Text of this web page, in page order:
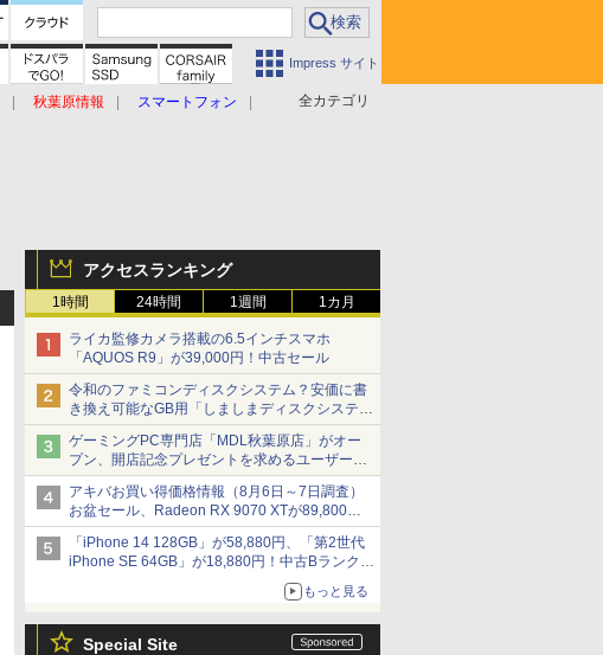
Impress サイト
全カテゴリ
秋葉原情報
スマートフォン
アクセスランキング
1時間 24時間 1週間 1カ月
ライカ監修カメラ搭載の6.5インチスマホ
「AQUOS R9」が39,000円！中古セール
令和のファミコンディスクシステム？安価に書
き換え可能なGB用「しましまディスクシステ
ム」
ゲーミングPC専門店「MDL秋葉原店」がオー
プン、開店記念プレゼントを求めるユーザーが
押し寄せ長蛇の列に
アキバお買い得価格情報（8月6日～7日調査）
お盆セール、Radeon RX 9070 XTが89,800
円、水平周波数24.8kHz対応の17型モニターが
9,801円、暑さ指数連動セール ほか
「iPhone 14 128GB」が58,880円、「第2世代
iPhone SE 64GB」が18,880円！中古Bランク品
もっと見る
Special Site